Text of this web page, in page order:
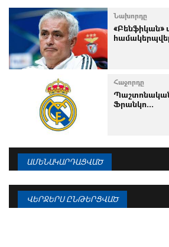
Նախորդը
«Բենֆիկան»
համակերպվել
Հաջորդը
Պաշտոնական
Ֆրանկո...
ԱՄԵՆԱԿԱՐԴԱՑՎԱԾ
10.08.2026
ՎԵՐՋԵՐՍ ԸՆԹԵՐՑՎԱԾ